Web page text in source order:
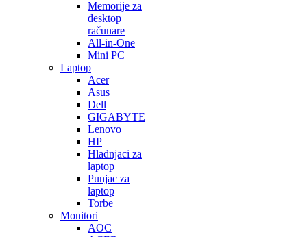
Memorije za
desktop
računare
All-in-One
Mini PC
Laptop
Acer
Asus
Dell
GIGABYTE
Lenovo
HP
Hladnjaci za
laptop
Punjac za
laptop
Torbe
Monitori
AOC